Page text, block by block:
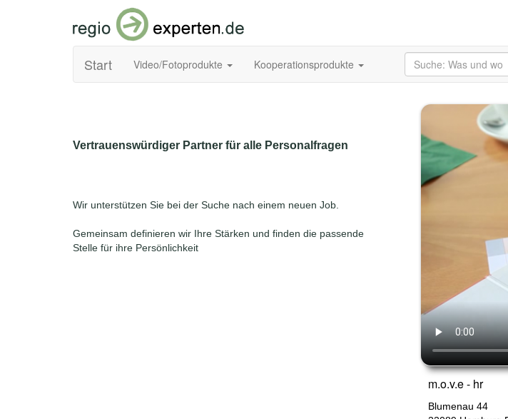
Start Video/Fotoprodukte Kooperationsprodukte
Vertrauenswürdiger Partner für alle Personalfragen
Wir unterstützen Sie bei der Suche nach einem neuen Job.
Gemeinsam definieren wir Ihre Stärken und finden die passende
Stelle für ihre Persönlichkeit
m.o.v.e - hr
Blumenau 44